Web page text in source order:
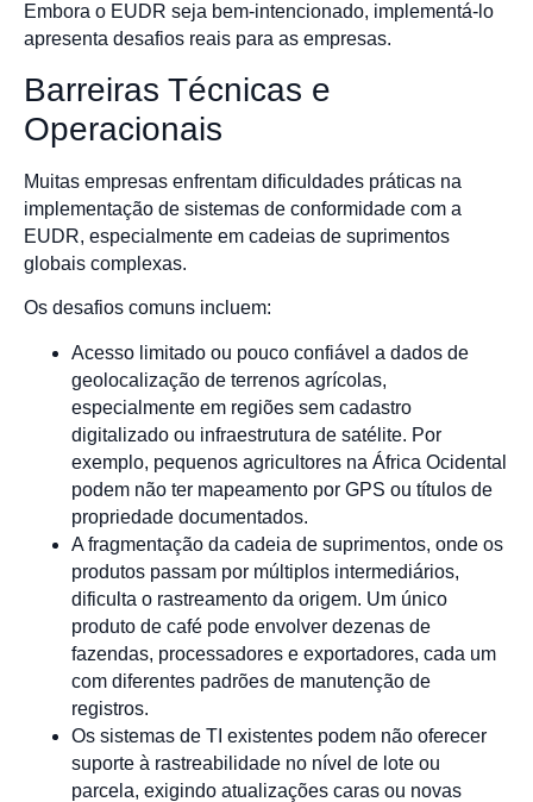
Embora o EUDR seja bem-intencionado, implementá-lo
apresenta desafios reais para as empresas.
Barreiras Técnicas e
Operacionais
Muitas empresas enfrentam dificuldades práticas na
implementação de sistemas de conformidade com a
EUDR, especialmente em cadeias de suprimentos
globais complexas.
Os desafios comuns incluem:
Acesso limitado ou pouco confiável a dados de
geolocalização de terrenos agrícolas,
especialmente em regiões sem cadastro
digitalizado ou infraestrutura de satélite. Por
exemplo, pequenos agricultores na África Ocidental
podem não ter mapeamento por GPS ou títulos de
propriedade documentados.
A fragmentação da cadeia de suprimentos, onde os
produtos passam por múltiplos intermediários,
dificulta o rastreamento da origem. Um único
produto de café pode envolver dezenas de
fazendas, processadores e exportadores, cada um
com diferentes padrões de manutenção de
registros.
Os sistemas de TI existentes podem não oferecer
suporte à rastreabilidade no nível de lote ou
parcela, exigindo atualizações caras ou novas